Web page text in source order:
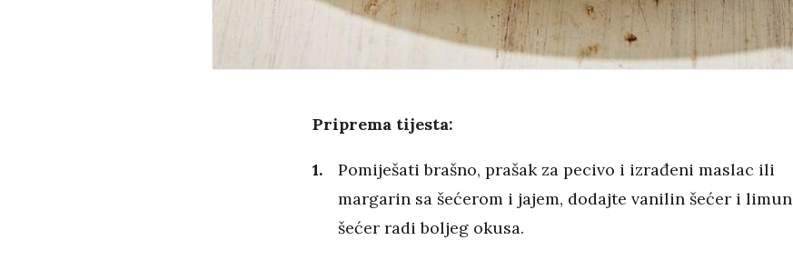
Priprema tijesta:
Pomiješati brašno, prašak za pecivo i izrađeni maslac ili
margarin sa šećerom i jajem, dodajte vanilin šećer i limun
šećer radi boljeg okusa.